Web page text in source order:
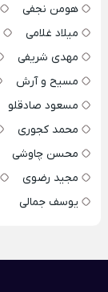
هومن نجفی
میلاد غلامی
مهدی شریفی
مسیح و آرش
مسعود صادقلو
محمد کجوری
محسن چاوشی
مجید رضوی
یوسف جمالی